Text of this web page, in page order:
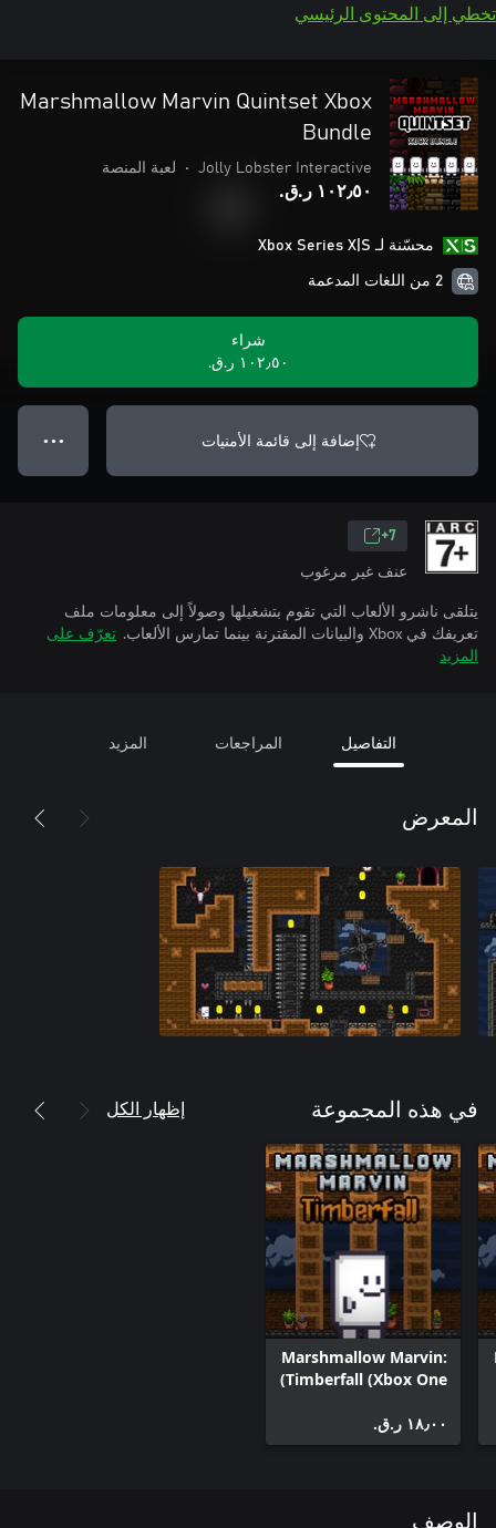
تخطي إلى المحتوى الرئيسي
Marshmallow Marvin Quintset Xbox
Bundle
Jolly Lobster Interactive
• لعبة المنصة
١٠٢٫٥٠ ر.ق.‏
محسّنة لـ Xbox Series X|S
2 من اللغات المدعمة
شراء
١٠٢٫٥٠ ر.ق.‏
إضافة إلى قائمة الأمنيات ● ● ●
7+
عنف غير مرغوب
يتلقى ناشرو الألعاب التي تقوم بتشغيلها وصولاً إلى معلومات ملف
تعريفك في Xbox والبيانات المقترنة بينما تمارس الألعاب.
تعرّف على
المزيد
التفاصيل المراجعات المزيد
المعرض
في هذه المجموعة إظهار الكل
Marshmallow Marvin:
Timberfall (Xbox One)
١٨٫٠٠ ر.ق.‏
الوصف